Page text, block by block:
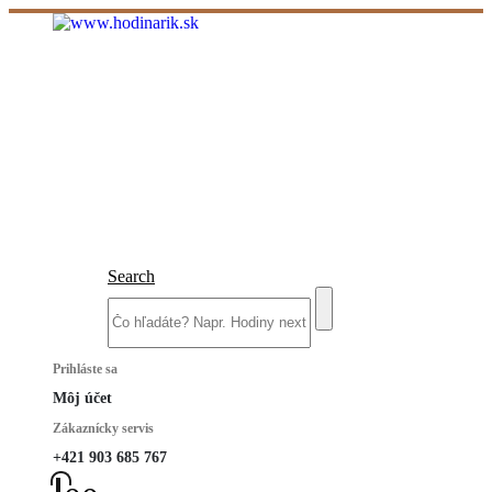
Search
Prihláste sa
Môj účet
Zákaznícky servis
+421 903 685 767